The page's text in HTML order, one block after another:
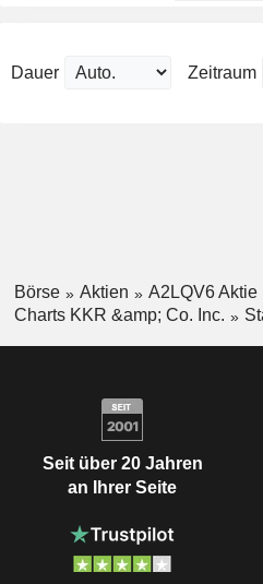
Dauer Zeitraum
Börse Aktien
A2LQV6 Aktie
Charts KKR &amp; Co. Inc.
Seit über 20 Jahren
an Ihrer Seite